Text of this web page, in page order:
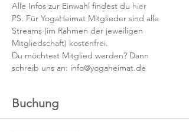
Alle Infos zur Einwahl findest du hier
PS. Für YogaHeimat Mitglieder sind alle
Streams (im Rahmen der jeweiligen
Mitgliedschaft) kostenfrei.
Du möchtest Mitglied werden? Dann
schreib uns an: info@yogaheimat.de
Buchung